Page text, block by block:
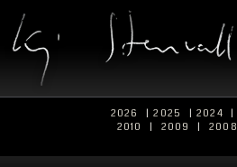
2026 | 2025 | 2024 |
2010
| 2009 | 2008